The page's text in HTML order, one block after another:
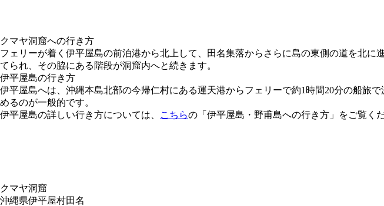
クマヤ洞窟への行き方
フェリーが着く伊平屋島の前泊港から北上して、田名集落からさらに島の東側の道を北
てられ、その脇にある階段が洞窟内へと続きます。
伊平屋島の行き方
伊平屋島へは、沖縄本島北部の今帰仁村にある運天港からフェリーで約1時間20分の船旅
めるのが一般的です。
伊平屋島の詳しい行き方については、
こちらの「伊平屋島・野甫島への行き方」をご覧くだ
クマヤ洞窟
沖縄県伊平屋村田名